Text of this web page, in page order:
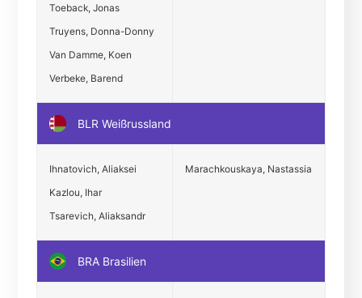
Toeback, Jonas
Truyens, Donna-Donny
Van Damme, Koen
Verbeke, Barend
BLR Weißrussland
Ihnatovich, Aliaksei
Kazlou, Ihar
Tsarevich, Aliaksandr
Marachkouskaya, Nastassia
BRA Brasilien